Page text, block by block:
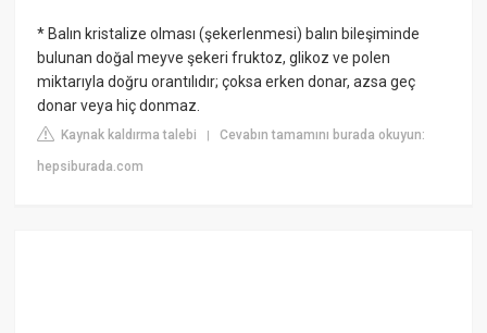
* Balın kristalize olması (şekerlenmesi) balın bileşiminde
bulunan doğal meyve şekeri fruktoz, glikoz ve polen
miktarıyla doğru orantılıdır; çoksa erken donar, azsa geç
donar veya hiç donmaz.
Kaynak kaldırma talebi |Cevabın tamamını burada okuyun:
hepsiburada.com